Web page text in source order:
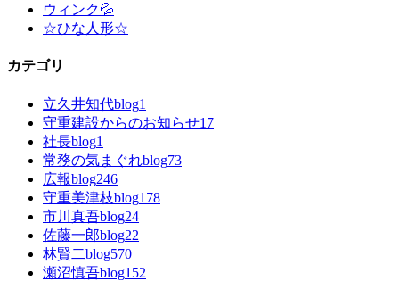
ウィンク💦
☆ひな人形☆
カテゴリ
立久井知代blog1
守重建設からのお知らせ17
社長blog1
常務の気まぐれblog73
広報blog246
守重美津枝blog178
市川真吾blog24
佐藤一郎blog22
林賢二blog570
瀬沼慎吾blog152